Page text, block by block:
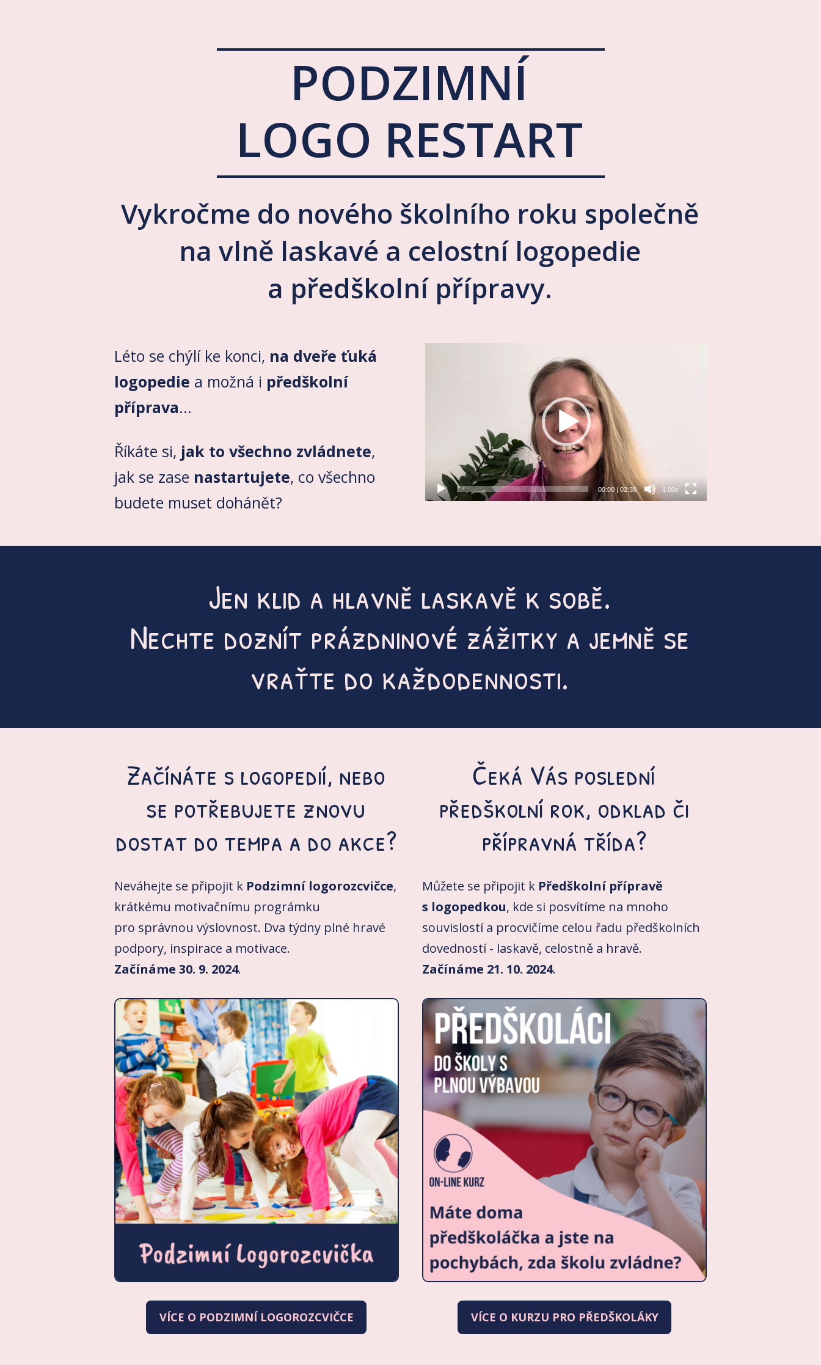
PODZIMNÍ
LOGO RESTART
Vykročme do nového školního roku společně
na vlně laskavé a celostní logopedie
a předškolní přípravy.
Léto se chýlí ke konci, na dveře ťuká
logopedie a možná i předškolní
příprava...
Říkáte si, jak to všechno zvládnete,
jak se zase nastartujete, co všechno
budete muset dohánět?
00:00|02:38 1.00x
Jen klid a hlavně laskavě k sobě.
Nechte doznít prázdninové zážitky a jemně se
vraťte do každodennosti.
Začínáte s logopedií, nebo
se potřebujete znovu
dostat do tempa a do akce?
Neváhejte se připojit k Podzimní logorozcvičce,
krátkému motivačnímu prográmku
pro správnou výslovnost. Dva týdny plné hravé
podpory, inspirace a motivace.
Začínáme 30. 9. 2024.
VÍCE O PODZIMNÍ LOGOROZCVIČCE
Čeká Vás poslední
předškolní rok, odklad či
přípravná třída?
Můžete se připojit k Předškolní přípravě
s logopedkou, kde si posvítíme na mnoho
souvislostí a procvičíme celou řadu předškolních
dovedností - laskavě, celostně a hravě.
Začínáme 21. 10. 2024.
VÍCE O KURZU PRO PŘEDŠKOLÁKY